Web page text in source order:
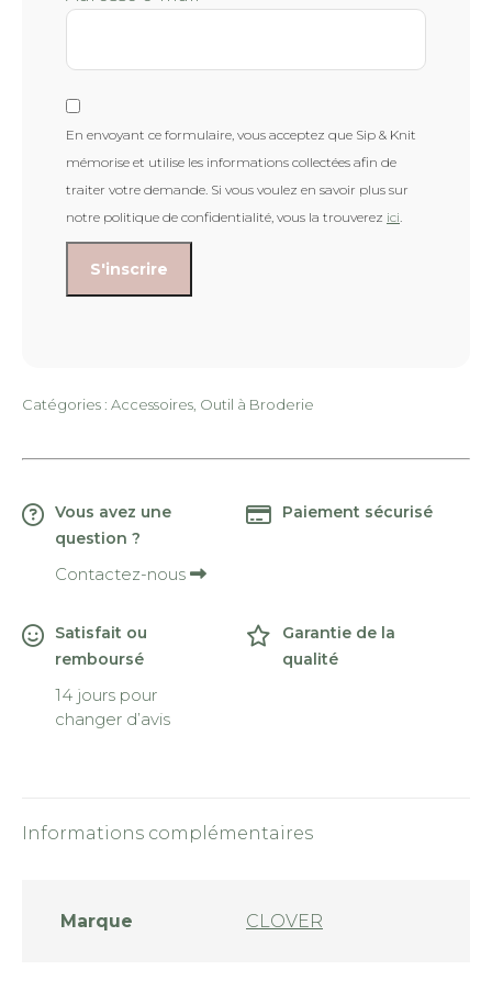
En envoyant ce formulaire, vous acceptez que Sip & Knit
mémorise et utilise les informations collectées afin de
traiter votre demande. Si vous voulez en savoir plus sur
notre politique de confidentialité, vous la trouverez ici.
Catégories : Accessoires Outil à Broderie
Vous avez une
question ?
Contactez-nous
Paiement sécurisé
Satisfait ou
remboursé
14 jours pour
changer d’avis
Garantie de la
qualité
Informations complémentaires
Marque CLOVER